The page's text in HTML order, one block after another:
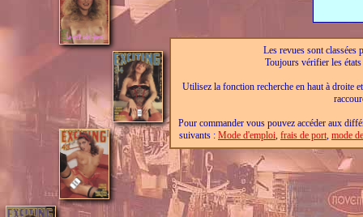
Les revues sont classées
Toujours vérifier les
Utilisez la fonction recherche en haut à droite
Pour commander vous pouvez accéder aux
suivants : Mode d'emploi, frais de port, mode